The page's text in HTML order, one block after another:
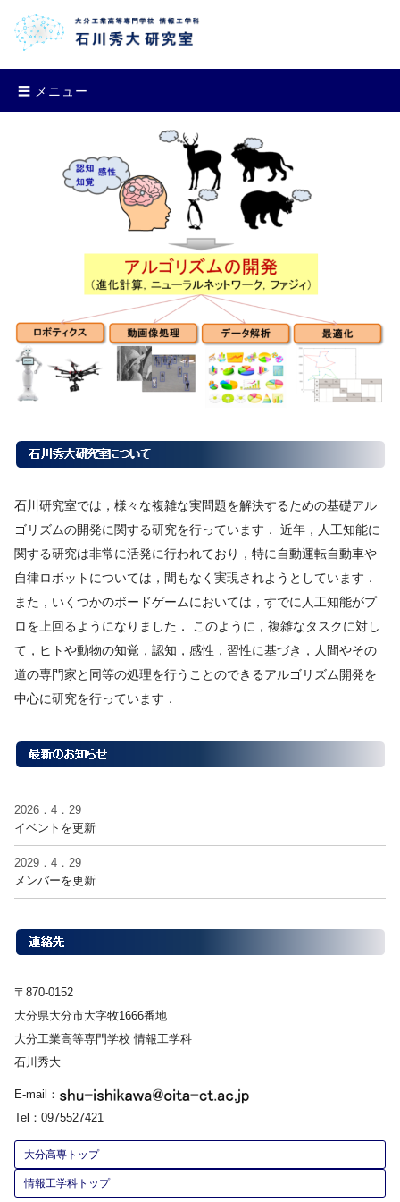
☰ メニュー
石川研究室では，様々な複雑な実問題を解決するための基礎アル
ゴリズムの開発に関する研究を行っています． 近年，人工知能に
関する研究は非常に活発に行われており，特に自動運転自動車や
自律ロボットについては，間もなく実現されようとしています．
また，いくつかのボードゲームにおいては，すでに人工知能がプ
ロを上回るようになりました． このように，複雑なタスクに対し
て，ヒトや動物の知覚，認知，感性，習性に基づき，人間やその
道の専門家と同等の処理を行うことのできるアルゴリズム開発を
中心に研究を行っています．
2026．4．29
イベントを更新
2029．4．29
メンバーを更新
〒870-0152
大分県大分市大字牧1666番地
大分工業高等専門学校 情報工学科
石川秀大
E-mail：
Tel：0975527421
大分高専トップ
情報工学科トップ